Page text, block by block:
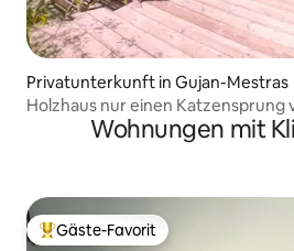
Privatunterkunft in Gujan-Mestras
Holzhaus nur einen
Wohnungen mit
Beliebter Gäste-Favorit.
Gäste-Favorit